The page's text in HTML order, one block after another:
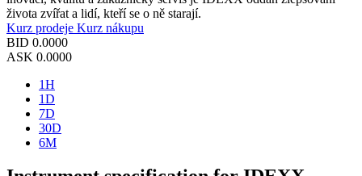
života zvířat a lidí, kteří se o ně starají.
Kurz prodeje Kurz nákupu
BID 0.0000
ASK 0.0000
1H
1D
7D
30D
6M